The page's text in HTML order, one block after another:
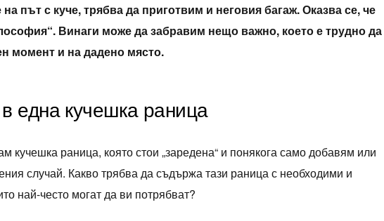
път с куче, трябва да приготвим и неговия багаж. Оказва се, че
Винаги може да забравим нещо важно, което е трудно да
момент и на дадено място.
една кучешка раница
кучешка раница, която стои „заредена“ и понякога само добавям или
случай. Какво трябва да съдържа тази раница с необходими и
най-често могат да ви потрябват?